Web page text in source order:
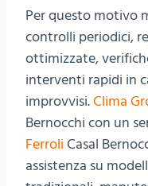
Per questo motivo
controlli periodici,
ottimizzate,
interventi rapidi in
improvvisi.Clima
Bernocchi con un
Ferroli Casal
assistenza su